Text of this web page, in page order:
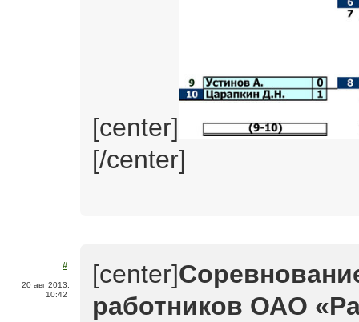
[center]
[/center]
#
20 авг 2013,
10:42
[center]
работников ОАО